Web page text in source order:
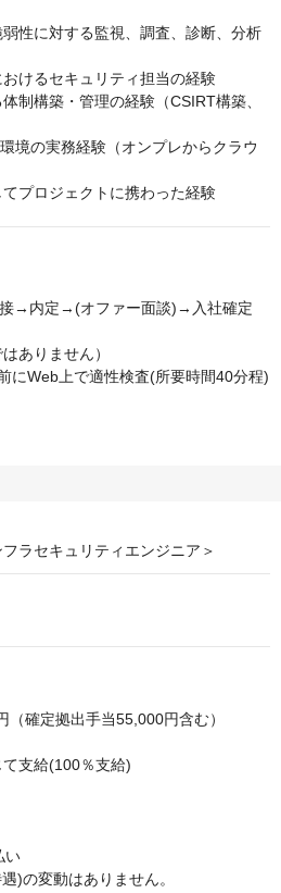
性に対する監視、調査、診断、分析
けるセキュリティ担当の経験
制構築・管理の経験（CSIRT構築、
境の実務経験（オンプレからクラウ
プロジェクトに携わった経験
→内定→(オファー面談)→入社確定
ありません）
にWeb上で適性検査(所要時間40分程)
ラセキュリティエンジニア＞
確定拠出手当55,000円含む）
支給(100％支給)
い
)の変動はありません。